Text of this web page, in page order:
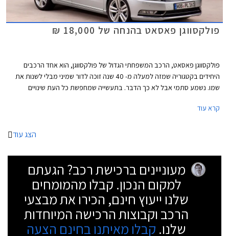
פולקסווגן פאסאט בהנחה של 18,000 ₪
פולקסווגן פאסאט, הרכב המשפחתי הגדול של פולקסווגן, הוא אחד הרכבים
היחידים בקטגוריה שמזה למעלה מ- 40 שנה זוכה לדור שמיני מבלי לשנות את
שמו. נשמע סתמי אבל לא כך הדבר. בתעשייה שמחפשת כל העת שינויים
ארוכה בייחוד לאור השינוי והשדרוג שחל במעמדה של פולקסווגן פאסאט במהלך
קרא עוד
הצג עוד
מעוניינים ברכישת רכב? הגעתם
למקום הנכון. קבלו מהמומחים
שלנו ייעוץ חינם, הכירו את מבצעי
הרכב וקבוצות הרכישה המיוחדות
שלנו. קבלו מאיתנו בחינם הצעה